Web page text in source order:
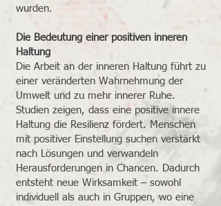
wurden.
Die Bedeutung einer positiven inneren
Haltung
Die Arbeit an der inneren Haltung führt zu
einer veränderten Wahrnehmung der
Umwelt und zu mehr innerer Ruhe.
Studien zeigen, dass eine positive innere
Haltung die Resilienz fördert. Menschen
mit positiver Einstellung suchen verstärkt
nach Lösungen und verwandeln
Herausforderungen in Chancen. Dadurch
entsteht neue Wirksamkeit – sowohl
individuell als auch in Gruppen, wo eine